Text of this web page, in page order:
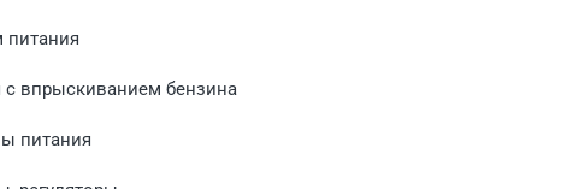
питания
с впрыскиванием бензина
питания